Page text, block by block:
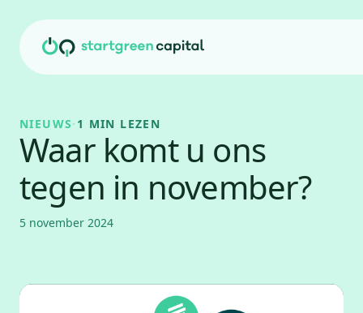
NIEUWS· 1 MIN LEZEN
Waar komt u ons
tegen in november?
5 november 2024